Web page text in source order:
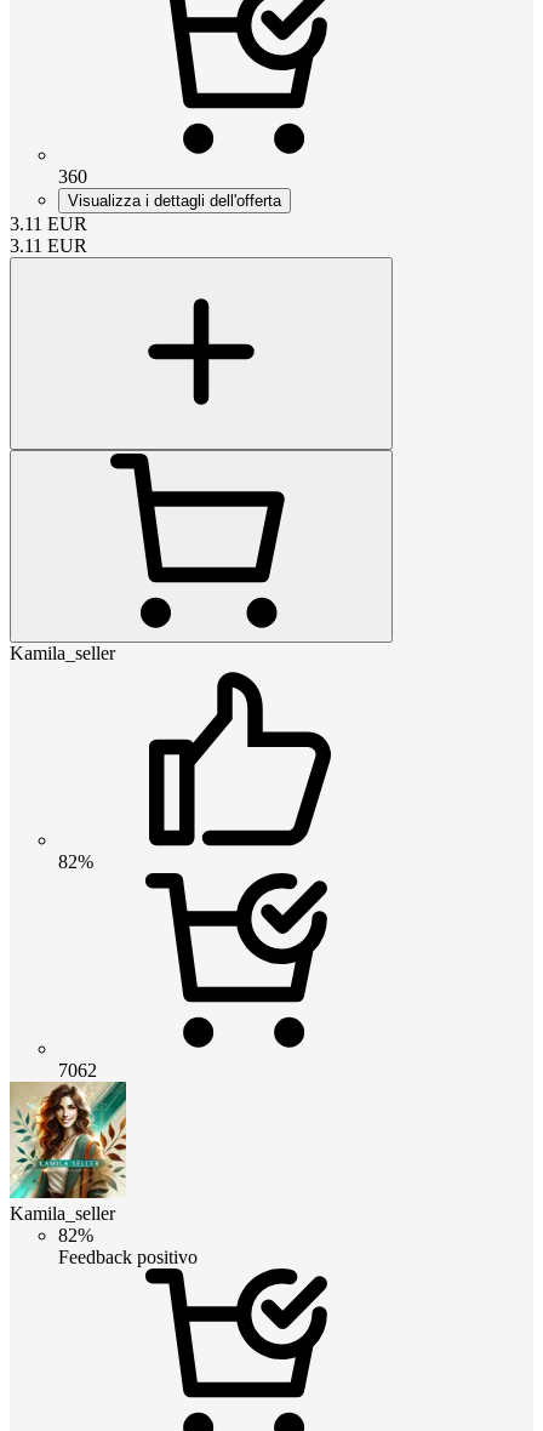
360
Visualizza i dettagli dell'offerta
3.11 EUR
3.11 EUR
Kamila_seller
82%
7062
Kamila_seller
82%
Feedback positivo